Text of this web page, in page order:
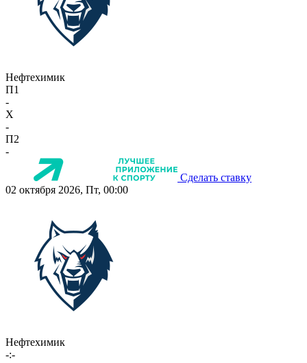
Нефтехимик
П1
-
X
-
П2
-
Сделать ставку
02 октября 2026, Пт, 00:00
Нефтехимик
-:-